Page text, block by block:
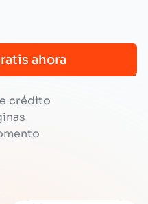
ahora
crédito